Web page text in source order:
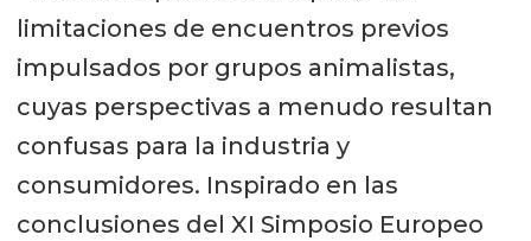
limitaciones de encuentros previos
impulsados por grupos animalistas,
cuyas perspectivas a menudo resultan
confusas para la industria y
consumidores. Inspirado en las
conclusiones del XI Simposio Europeo